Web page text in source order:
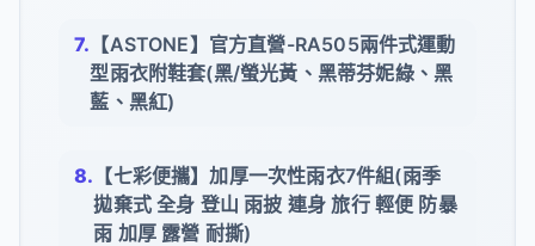
【ASTONE】官方直營-RA505兩件式運動
型雨衣附鞋套(黑/螢光黃、黑蒂芬妮綠、黑
藍、黑紅)
【七彩便攜】加厚一次性雨衣7件組(雨季
拋棄式 全身 登山 雨披 連身 旅行 輕便 防暴
雨 加厚 露營 耐撕)